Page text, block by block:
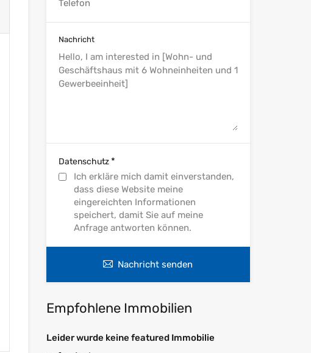
Nachricht
Datenschutz *
Ich erkläre mich damit einverstanden,
dass diese Website meine
eingereichten Informationen
speichert, damit Sie auf meine
Anfrage antworten können.
Nachricht senden
Empfohlene Immobilien
Leider wurde keine featured Immobilie